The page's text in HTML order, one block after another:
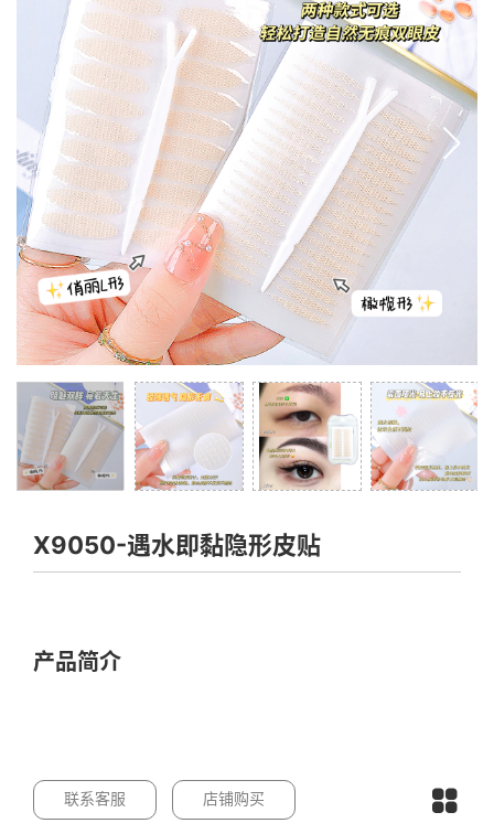
X9050-遇水即黏隐形皮贴
产品简介
联系客服 店铺购买